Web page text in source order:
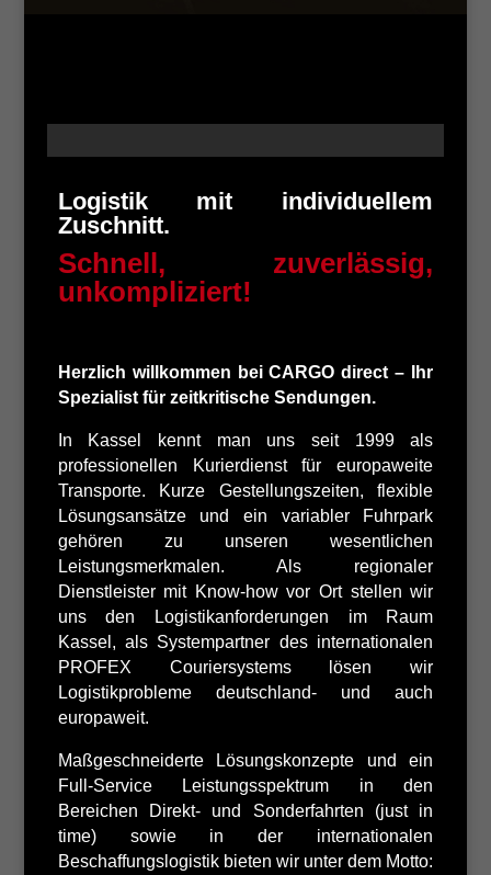
Logistik mit individuellem
Zuschnitt.
Schnell, zuverlässig,
unkompliziert!
Herzlich willkommen bei CARGO direct – Ihr
Spezialist für zeitkritische Sendungen.
In Kassel kennt man uns seit 1999 als
professionellen Kurierdienst für europaweite
Transporte. Kurze Gestellungszeiten, flexible
Lösungsansätze und ein variabler Fuhrpark
gehören zu unseren wesentlichen
Leistungsmerkmalen. Als regionaler
Dienstleister mit Know-how vor Ort stellen wir
uns den Logistikanforderungen im Raum
Kassel, als Systempartner des internationalen
PROFEX Couriersystems lösen wir
Logistikprobleme deutschland- und auch
europaweit.
Maßgeschneiderte Lösungskonzepte und ein
Full-Service Leistungsspektrum in den
Bereichen Direkt- und Sonderfahrten (just in
time) sowie in der internationalen
Beschaffungslogistik bieten wir unter dem Motto: